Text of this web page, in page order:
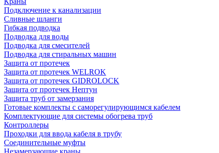
Подключение к канализации
Сливные шланги
Гибкая подводка
Подводка для воды
Подводка для смесителей
Подводка для стиральных машин
Защита от протечек
Защита от протечек WELROK
Защита от протечек GIDROLOCK
Защита от протечек Нептун
Защита труб от замерзания
Готовые комплекты с саморегулирующимся кабелем
Комплектующие для системы обогрева труб
Контроллеры
Проходки для ввода кабеля в трубу
Соединительные муфты
Незамерзающие краны